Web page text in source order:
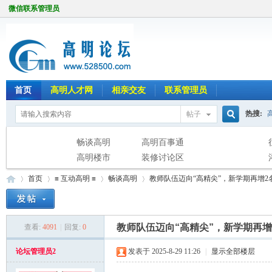
微信联系管理员
首页 高明人才网 相亲交友 联系管理员
帖子
索
热搜:
畅谈高明
高明百事通
高明楼市
装修讨论区
首页
›
≡ 互动高明 ≡ 畅谈高明
›
教师队伍迈向“高精尖”，新学期再增2
查看: 4091 回复: 0 教师队伍迈向“高精尖”，新学期再
论坛管理员2 发表于 2025-8-29 11:26 显示全部楼层